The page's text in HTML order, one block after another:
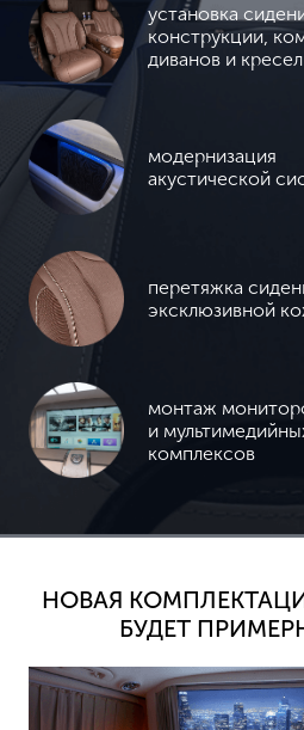
установка
конструкции,
диванов и кресел
модернизация
акустической
перетяжка
эксклюзивной
монтаж
и
комплексов
НОВАЯ
БУДЕТ